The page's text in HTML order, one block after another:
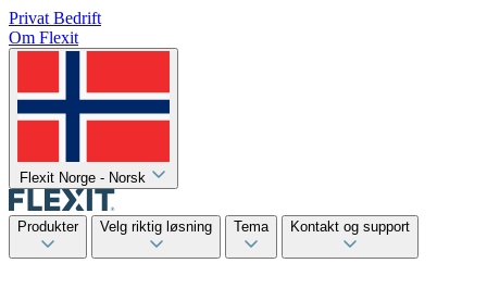
Privat Bedrift
Om Flexit
Flexit Norge - Norsk
Produkter Velg riktig løsning Tema Kontakt og support